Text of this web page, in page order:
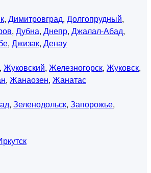
, Димитровград, Долгопрудный,
, Дубна, Днепр, Джалал-Абад,
, Джизак, Денау
, Жуковский, Железногорск, Жуковск,
, Жанаозен, Жанатас
, Зеленодольск, Запорожье,